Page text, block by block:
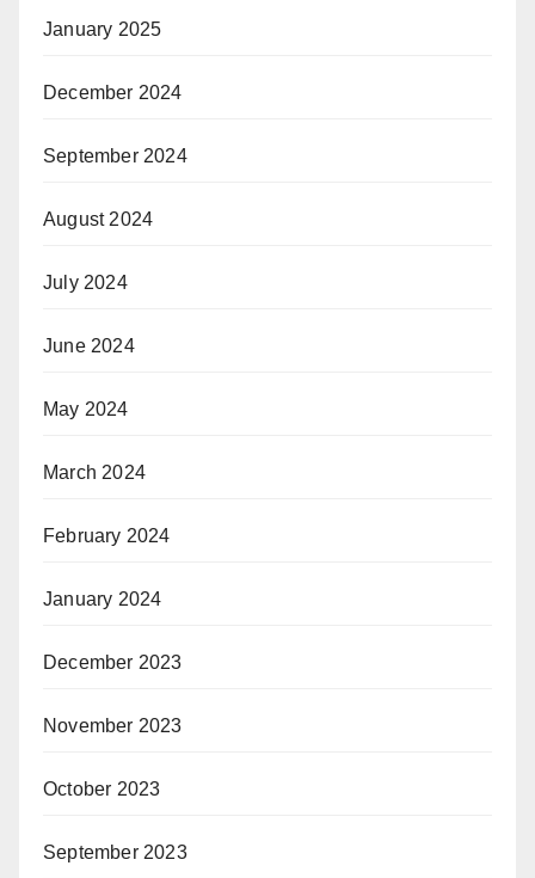
January 2025
December 2024
September 2024
August 2024
July 2024
June 2024
May 2024
March 2024
February 2024
January 2024
December 2023
November 2023
October 2023
September 2023